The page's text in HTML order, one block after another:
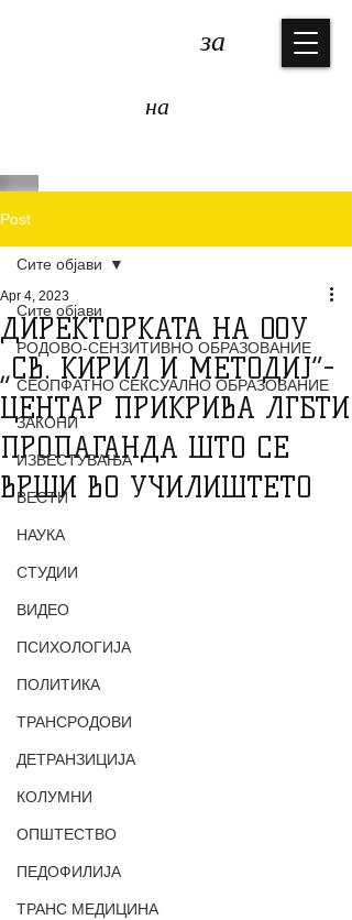
за
на
Post
Сите објави
РОДОВО-СЕНЗИТИВНО ОБРАЗОВАНИЕ
СЕОПФАТНО СЕКСУАЛНО ОБРАЗОВАНИЕ
ЗАКОНИ
ИЗВЕСТУВАЊА
ВЕСТИ
НАУКА
СТУДИИ
ВИДЕО
ПСИХОЛОГИЈА
ПОЛИТИКА
ТРАНСРОДОВИ
ДЕТРАНЗИЦИЈА
КОЛУМНИ
ОПШТЕСТВО
ПЕДОФИЛИЈА
ТРАНС МЕДИЦИНА
Сите објави
ДИРЕКТОРКАТА НА ООУ
„СВ. КИРИЛ И МЕТОДИЈ“-
ЦЕНТАР ПРИКРИВА ЛГБТИ
ПРОПАГАНДА ШТО СЕ
ВРШИ ВО УЧИЛИШТЕТО
Apr 4, 2023